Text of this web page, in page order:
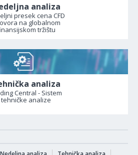
analiza
presek cena CFD
na globalnom
tržištu
analiza
Central - Sistem
tehničke analize